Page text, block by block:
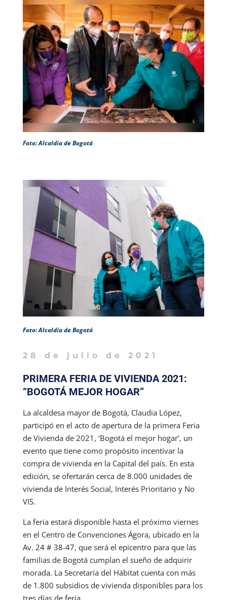
Foto: Alcaldía de Bogotá
Foto: Alcaldía de Bogotá
28 de julio de 2021
PRIMERA FERIA DE VIVIENDA 2021:
“BOGOTÁ MEJOR HOGAR”
La alcaldesa mayor de Bogotá, Claudia López,
participó en el acto de apertura de la primera Feria
de Vivienda de 2021, ‘Bogotá el mejor hogar’, un
evento que tiene como propósito incentivar la
compra de vivienda en la Capital del país. En esta
edición, se ofertarán cerca de 8.000 unidades de
vivienda de Interés Social, Interés Prioritario y No
VIS.
La feria estará disponible hasta el próximo viernes
en el Centro de Convenciones Ágora, ubicado en la
Av. 24 # 38-47, que será el epicentro para que las
familias de Bogotá cumplan el sueño de adquirir
morada. La Secretaría del Hábitat cuenta con más
de 1.800 subsidios de vivienda disponibles para los
tres días de feria.